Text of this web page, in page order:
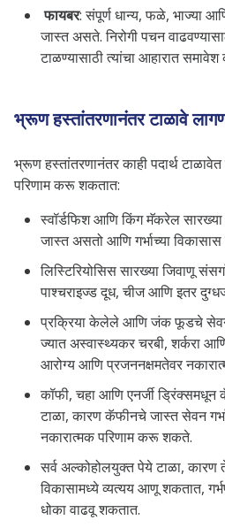
फायबर: संपूर्ण धान्य, फळे, भाज्या
जास्त असते. निरोगी पचन
टाळण्यासाठी त्यांचा आहारात
भ्रूण हस्तांतरणानंतर टाळावे
भ्रूण हस्तांतरणानंतर काही पदार्थ
परिणाम करू शकतात:
स्वॉर्डफिश आणि किंग मॅकरेल सारख्या
जास्त असतो आणि गर्भाच्या
लिस्टिरियोसिस सारख्या जिवाणू
पाश्चराइज्ड दूध, चीज आणि इतर
प्रक्रिया केलेले आणि जंक फूडचे सेवन
ज्यात अस्वास्थ्यकर चरबी, शर्करा
आरोग्य आणि प्रजननक्षमतेवर
कॉफी, चहा आणि एनर्जी ड्रिंक्समधून
टाळा, कारण कॅफीनचे जास्त सेवन
नकारात्मक परिणाम करू शकते.
सर्व अल्कोहोलयुक्त पेये टाळा, कारण
विकासामध्ये व्यत्यय आणू शकतात,
धोका वाढवू शकतात.